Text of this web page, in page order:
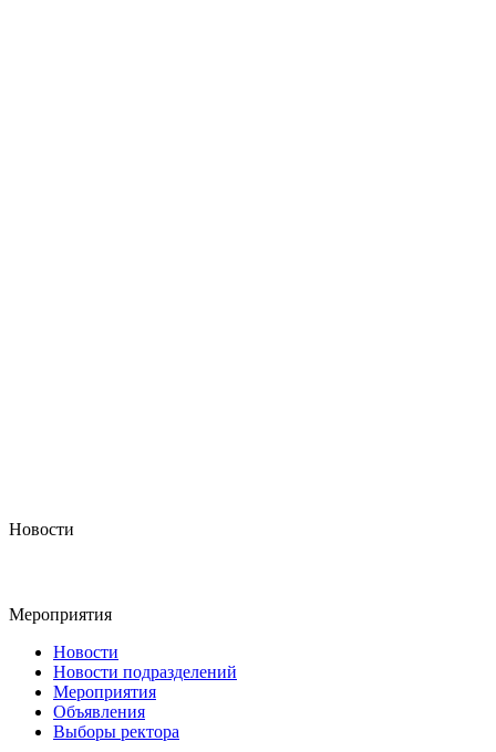
Новости
Мероприятия
Новости
Новости подразделений
Мероприятия
Объявления
Выборы ректора